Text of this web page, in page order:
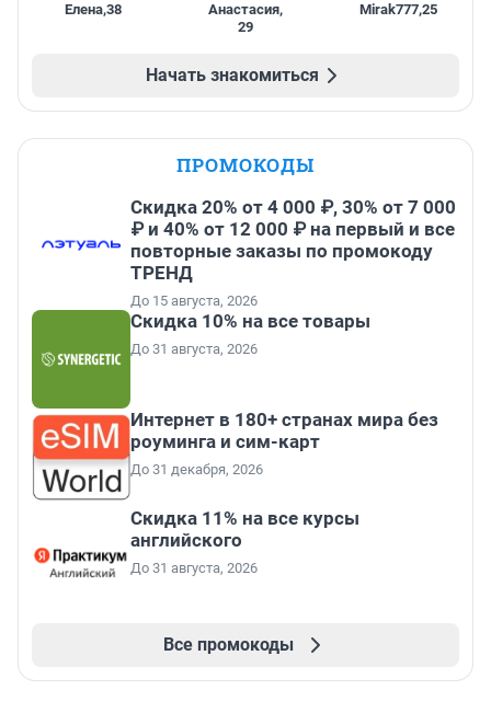
Елена,38 Анастасия,
29
Mirak777,25
Начать знакомиться
ПРОМОКОДЫ
Скидка 20% от 4 000 ₽, 30% от 7 000
₽ и 40% от 12 000 ₽ на первый и все
повторные заказы по промокоду
ТРЕНД
До 15 августа, 2026
Скидка 10% на все товары
До 31 августа, 2026
Интернет в 180+ странах мира без
роуминга и сим-карт
До 31 декабря, 2026
Скидка 11% на все курсы
английского
До 31 августа, 2026
Все промокоды